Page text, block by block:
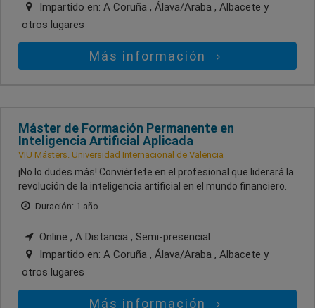
Impartido en: A Coruña , Álava/Araba , Albacete y
otros lugares
Más información
Máster de Formación Permanente en
Inteligencia Artificial Aplicada
VIU Másters. Universidad Internacional de Valencia
¡No lo dudes más! Conviértete en el profesional que liderará la
revolución de la inteligencia artificial en el mundo financiero.
Duración: 1 año
Online , A Distancia , Semi-presencial
Impartido en: A Coruña , Álava/Araba , Albacete y
otros lugares
Más información